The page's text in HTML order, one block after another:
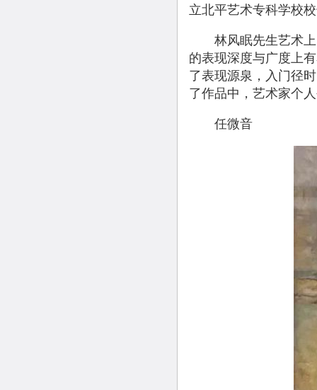
立北平艺术专科学校
林风眠先生艺术上
的表现深度与广度上
了表现源泉，入门径
了作品中，艺术家个
任微音